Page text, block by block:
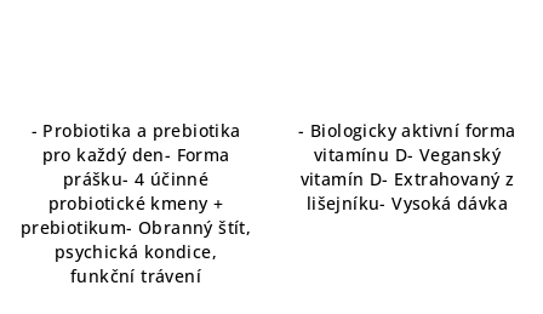
- Probiotika a prebiotika
pro každý den- Forma
prášku- 4 účinné
probiotické kmeny +
prebiotikum- Obranný štít,
psychická kondice,
funkční trávení
- Biologicky aktivní forma
vitamínu D- Veganský
vitamín D- Extrahovaný z
lišejníku- Vysoká dávka